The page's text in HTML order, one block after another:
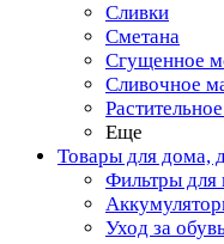
Сливки
Сметана
Сгущенное
Сливочное
Еще
Товары для дома,
Фильтры для
Уход за